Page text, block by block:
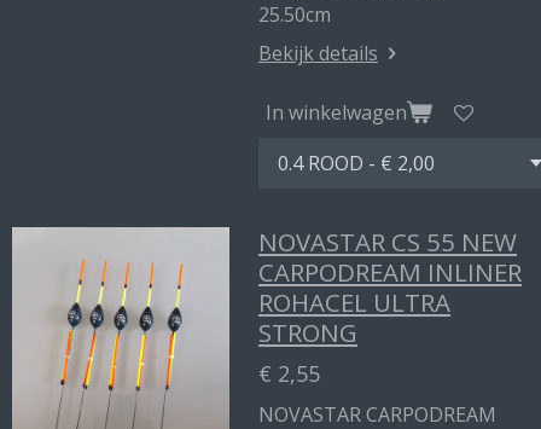
25.50cm
Bekijk details
In winkelwagen
NOVASTAR CS 55 NEW
CARPODREAM INLINER
ROHACEL ULTRA
STRONG
€ 2,55
NOVASTAR CARPODREAM